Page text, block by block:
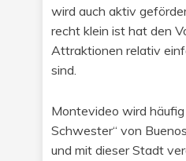
wird auch aktiv
recht klein ist hat den
Attraktionen relativ
sind.
Montevideo wird häufig
Schwester“ von
und mit dieser Stadt